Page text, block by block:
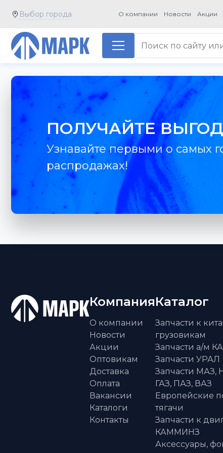
Выбор города О компании Новости Акции
ПОЛУЧАЙТЕ
Узнавайте первыми о самых
распродажах!
Компания
О компании
Новости
Акции
Оптовикам
Доставка
Оплата
Вакансии
Каталоги
Контакты
Каталог
Запчасти к
грузовикам
Запчасти а/м
Запчасти УРАЛ
Запчасти МАЗ,
ГАЗ, ПАЗ, ВАЗ
Европейские
тягачи
Запчасти к
КАММИНЗ
Аксессуары,